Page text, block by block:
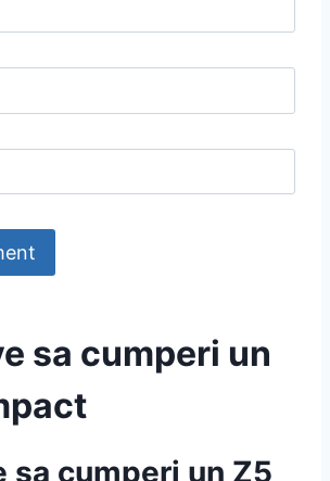
sa cumperi un
sa cumperi un Z5